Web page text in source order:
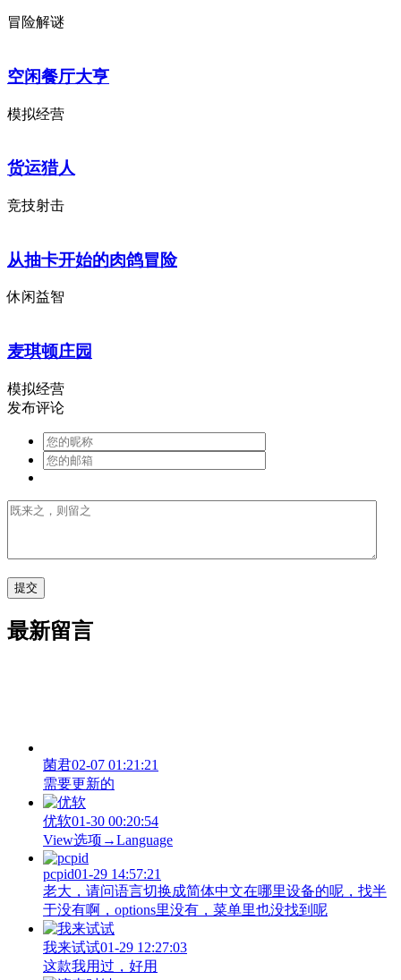
冒险解谜
空闲餐厅大亨
模拟经营
货运猎人
竞技射击
从抽卡开始的肉鸽冒险
休闲益智
麦琪顿庄园
模拟经营
发布评论
最新留言
菌君02-07 01:21:21
需要更新的
优软01-30 00:20:54
View‌选项→Language
pcpid01-29 14:57:21
老大，请问语言切换成简体中文在哪里设备的呢，找半
于没有啊，options里没有，菜单里也没找到呢
我来试试01-29 12:27:03
这款我用过，好用